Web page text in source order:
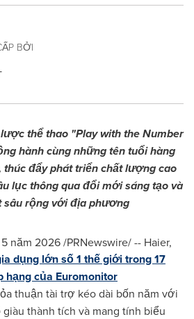
BỞI
thể thao "Play with the Number
hành cùng những tên tuổi hàng
thúc đẩy phát triển chất lượng cao
lục thông qua đổi mới sáng tạo và
sâu rộng với địa phương
năm 2026 /PRNewswire/ -- Haier,
dụng lớn số 1 thế giới trong 17
hạng của Euromonitor
thuận tài trợ kéo dài bốn năm với
thành tích và mang tính biểu